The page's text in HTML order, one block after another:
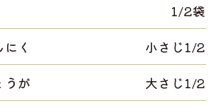
1/2袋
く
小さじ1/2
が
大さじ1/2